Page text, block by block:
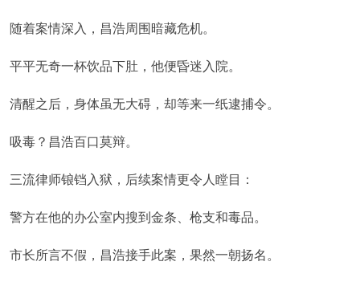
随着案情深入，昌浩周围暗藏危机。
平平无奇一杯饮品下肚，他便昏迷入院。
清醒之后，身体虽无大碍，却等来一纸逮捕令。
吸毒？昌浩百口莫辩。
三流律师锒铛入狱，后续案情更令人瞠目：
警方在他的办公室内搜到金条、枪支和毒品。
市长所言不假，昌浩接手此案，果然一朝扬名。